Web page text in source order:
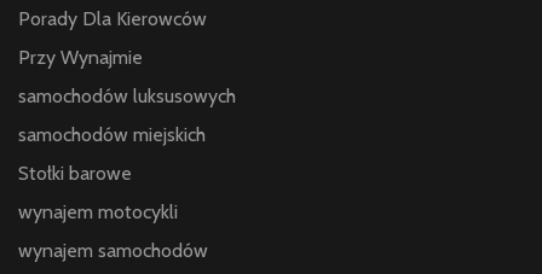
Porady Dla Kierowców
Przy Wynajmie
samochodów luksusowych
samochodów miejskich
Stołki barowe
wynajem motocykli
wynajem samochodów